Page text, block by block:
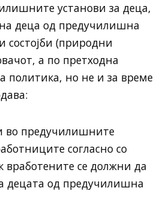
установи за деца,
деца од предучилишна
состојби (природни
а по претходна
политика, но не и за време
во предучилишните
согласно со
вработените се должни да
децата од предучилишна